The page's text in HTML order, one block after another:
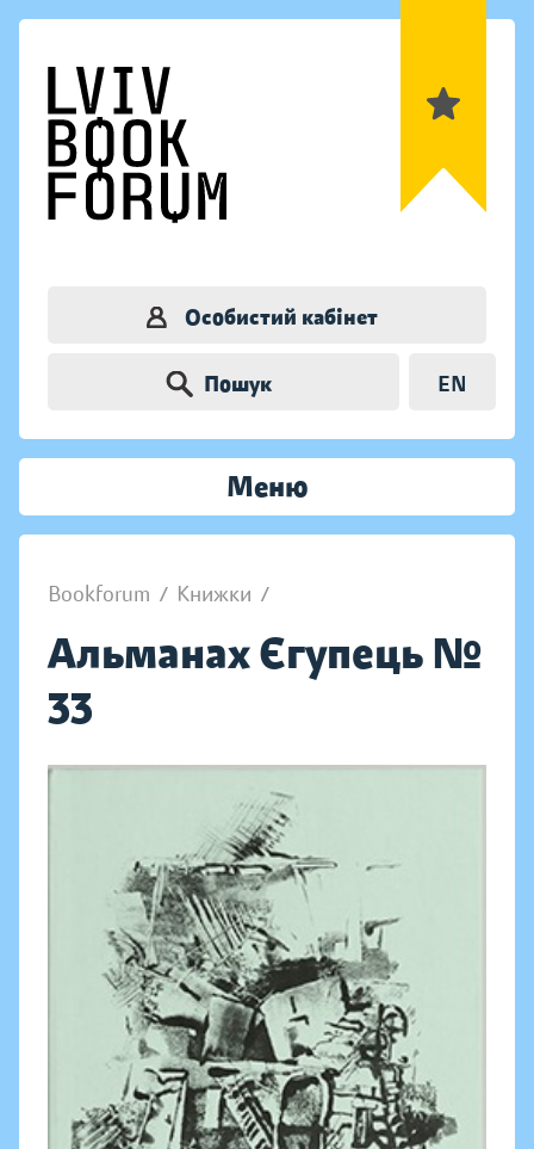
Особистий кабінет
Пошук EN
Меню
Bookforum / Книжки /
Альманах Єгупець №
33